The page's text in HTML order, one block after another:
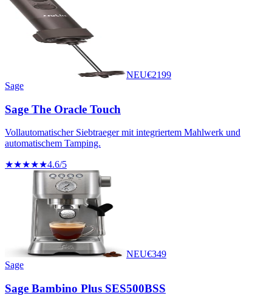
NEU€2199
Sage
Sage The Oracle Touch
Vollautomatischer Siebtraeger mit integriertem Mahlwerk und
automatischem Tamping.
★★★★★4.6/5
NEU€349
Sage
Sage Bambino Plus SES500BSS